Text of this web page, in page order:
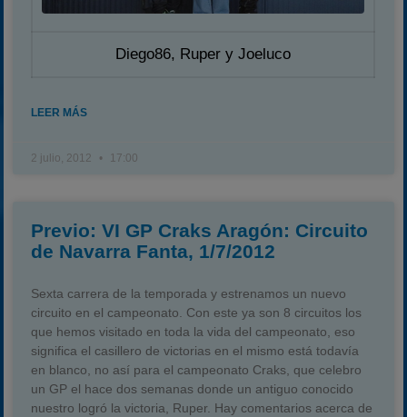
Diego86, Ruper y Joeluco
LEER MÁS
2 julio, 2012 17:00
Previo: VI GP Craks Aragón: Circuito
de Navarra Fanta, 1/7/2012
Sexta carrera de la temporada y estrenamos un nuevo
circuito en el campeonato. Con este ya son 8 circuitos los
que hemos visitado en toda la vida del campeonato, eso
significa el casillero de victorias en el mismo está todavía
en blanco, no así para el campeonato Craks, que celebro
un GP el hace dos semanas donde un antiguo conocido
nuestro logró la victoria, Ruper. Hay comentarios acerca de